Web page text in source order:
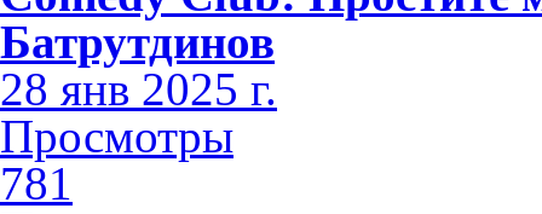
Батрутдинов
28 янв 2025 г.
Просмотры
781